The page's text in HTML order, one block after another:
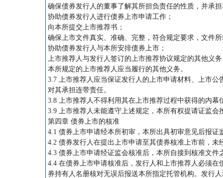
确保债券发行人的董事了解其所担负责任的性质，并承
协助债券发行人进行债券上市申请工作；
向本所提交上市推荐书；
确保上市文件真实、准确、完整，符合规定要求，文件
协助债券发行人与本所安排债券上市；
上市推荐人与发行人签订的上市推荐协议规定的其他义务
本所规定的上市推荐人应当履行的其他义务。
3.7 上市推荐人应当保证发行人的上市申请材料、上市
对其承担连带责任。
3.8 上市推荐人不得利用其在上市推荐过程中获得的内
3.9 上市推荐人未能遵守上述规定，本所有权提请证监会
第四章 债券上市的核准
4.1 债券上市申请经本所初审，本所出具初审意见后报证
4.2 债券发行人在提出上市申请至其债券核准上市前，未
4.3 债券上市申请经证监会核准后，本所自接到核准文
4.4 在债券上市申请核准后，发行人和上市推荐人必须
券持有人名册核对无误后报送本所指定托管机构。发行